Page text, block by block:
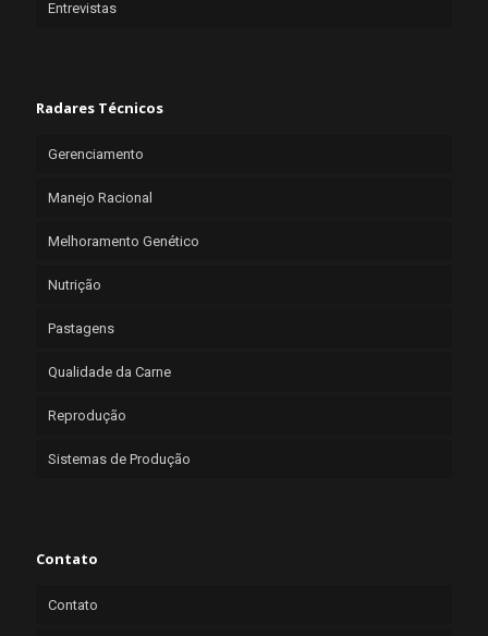
Entrevistas
Radares Técnicos
Gerenciamento
Manejo Racional
Melhoramento Genético
Nutrição
Pastagens
Qualidade da Carne
Reprodução
Sistemas de Produção
Contato
Contato